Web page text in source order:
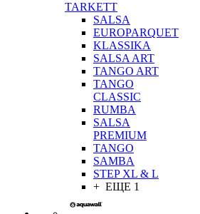
TARKETT
SALSA
EUROPARQUET
KLASSIKA
SALSA ART
TANGO ART
TANGO
CLASSIC
RUMBA
SALSA
PREMIUM
TANGO
SAMBA
STEP XL & L
+ ЕЩЕ 1